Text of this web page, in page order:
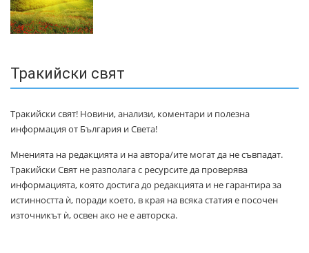
Тракийски свят
Тракийски свят! Новини, анализи, коментари и полезна
информация от България и Света!
Мненията на редакцията и на автора/ите могат да не съвпадат.
Тракийски Свят не разполага с ресурсите да проверява
информацията, която достига до редакцията и не гарантира за
истинността ѝ, поради което, в края на всяка статия е посочен
източникът ѝ, освен ако не е авторска.